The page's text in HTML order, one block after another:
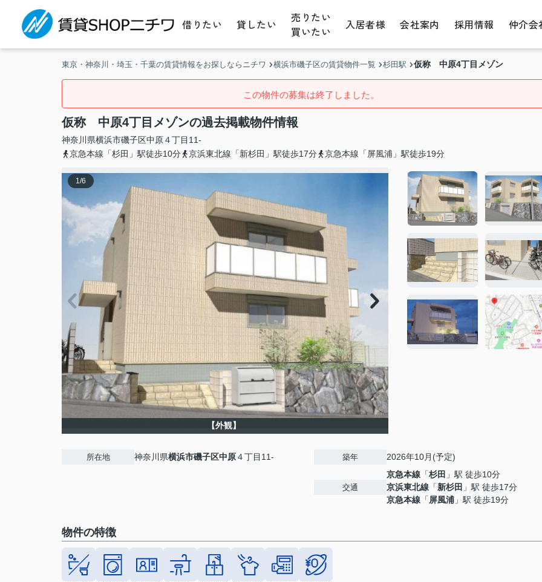
借りたい 貸したい
売りたい
買いたい
入居者様 会社案内 採用情報 仲介会
東京・神奈川・埼玉・千葉の賃貸情報をお探しならニチワ 横浜市磯子区の賃貸物件一覧 杉田駅 仮称 中原4丁目メゾン
この物件の募集は終了しました。
仮称 中原4丁目メゾンの過去掲載物件情報
神奈川県横浜市磯子区中原４丁目11-
京急本線「杉田」駅徒歩10分
京浜東北線「新杉田」駅徒歩17分 京急本線「屏風浦」駅徒歩19分
1/6
【外観】
所在地 神奈川県横浜市磯子区中原４丁目11- 築年 2026年10月(予定)
交通
京急本線 「杉田 」駅 徒歩10分
京浜東北線 「新杉田 」駅 徒歩17分
京急本線 「 屏風浦 」駅 徒歩19分
物件の特徴